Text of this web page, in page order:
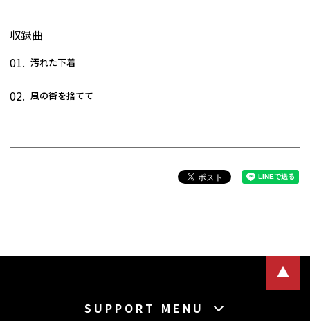
収録曲
01. 汚れた下着
02. 風の街を捨てて
SUPPORT MENU